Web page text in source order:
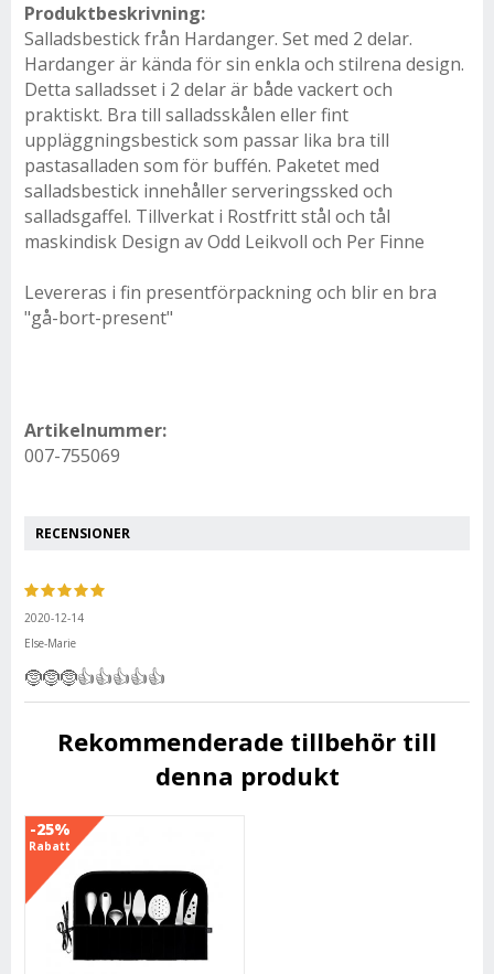
Produktbeskrivning:
Salladsbestick från Hardanger. Set med 2 delar.
Hardanger är kända för sin enkla och stilrena design.
Detta salladsset i 2 delar är både vackert och
praktiskt. Bra till salladsskålen eller fint
uppläggningsbestick som passar lika bra till
pastasalladen som för buffén. Paketet med
salladsbestick innehåller serveringssked och
salladsgaffel. Tillverkat i Rostfritt stål och tål
maskindisk Design avOdd Leikvoll och Per Finne
Levereras i fin presentförpackning och blir en bra
"gå-bort-present"
Artikelnummer:
007-755069
RECENSIONER
2020-12-14
Else-Marie
🤶🤶🤶👍👍👍👍👍
Rekommenderade tillbehör till
denna produkt
-25%
Rabatt